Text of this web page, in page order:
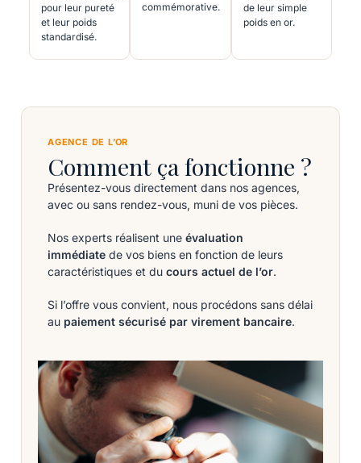
pour leur pureté
et leur poids
standardisé.
commémorative.
de leur simple
poids en or.
AGENCE DE L’OR
Comment ça fonctionne ?
Présentez-vous directement dans nos agences,
avec ou sans rendez-vous, muni de vos pièces.
Nos experts réalisent une évaluation
immédiate de vos biens en fonction de leurs
caractéristiques et du cours actuel de l’or.
Si l’offre vous convient, nous procédons sans délai
au paiement sécurisé par virement bancaire.